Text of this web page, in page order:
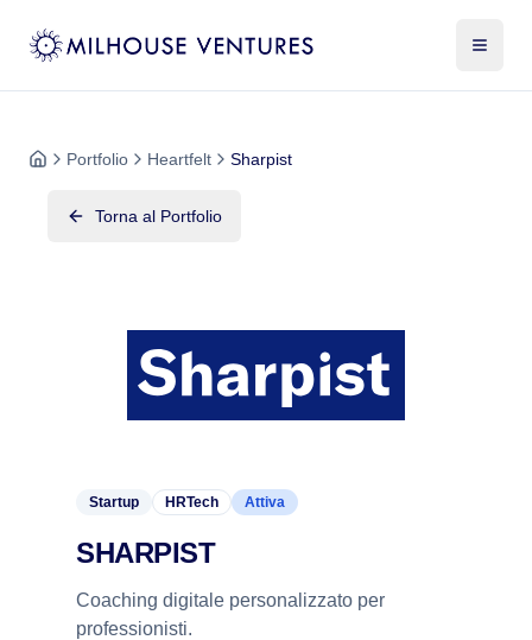
Portfolio Heartfelt Sharpist
Torna al Portfolio
Startup HRTech Attiva
SHARPIST
Coaching digitale personalizzato per
professionisti.